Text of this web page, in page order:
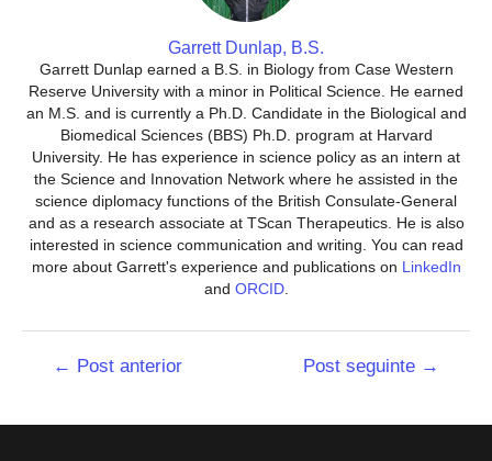
Garrett Dunlap, B.S.
Garrett Dunlap earned a B.S. in Biology from Case Western
Reserve University with a minor in Political Science. He earned
an M.S. and is currently a Ph.D. Candidate in the Biological and
Biomedical Sciences (BBS) Ph.D. program at Harvard
University. He has experience in science policy as an intern at
the Science and Innovation Network where he assisted in the
science diplomacy functions of the British Consulate-General
and as a research associate at TScan Therapeutics. He is also
interested in science communication and writing. You can read
more about Garrett's experience and publications on LinkedIn
and ORCID.
Navegação
← Post anterior Post seguinte →